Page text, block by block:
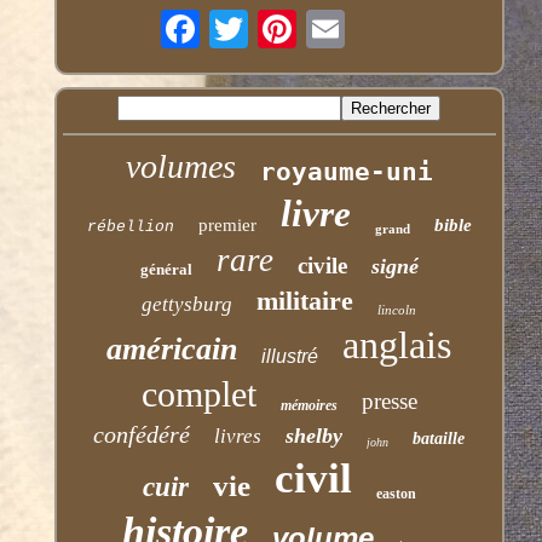
volumes royaume-uni
rébellion premier livre grand bible
général rare civile signé
gettysburg militaire lincoln
américain illustré anglais
complet mémoires presse
confédéré livres shelby john bataille
cuir vie civil easton
histoire